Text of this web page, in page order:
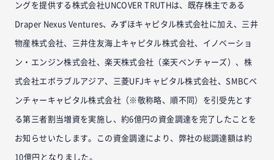
ングを提供する株式会社UNCOVER TRUTHは、既存株主である
Draper Nexus Ventures、みずほキャピタル株式会社に加え、三井
物産株式会社、三井住友海上キャピタル株式会社、イノベーショ
ン・エンジン株式会社、楽天株式会社（楽天ベンチャーズ）、株
式会社エボラブルアジア、三菱UFJキャピタル株式会社、SMBCベ
ンチャーキャピタル株式会社（※敬称略、順不同）を引受先とす
る第三者割当増資を実施し、約6億円の資金調達を完了したことを
お知らせいたします。この資金調達により、弊社の総調達額は約
10億円となりました。